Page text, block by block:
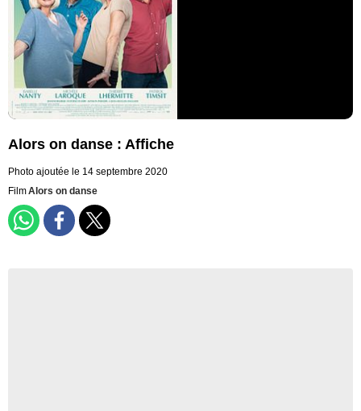
Alors on danse : Affiche
Photo ajoutée le 14 septembre 2020
FilmAlors on danse